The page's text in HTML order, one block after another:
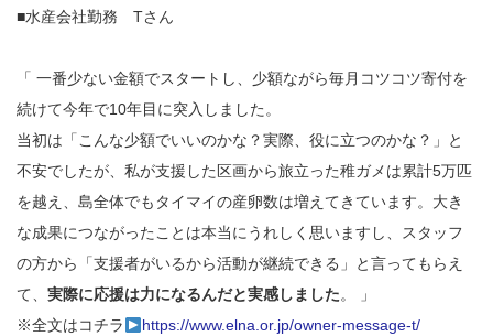
■水産会社勤務 Tさん
「 一番少ない金額でスタートし、少額ながら毎月コツコツ寄付を
続けて今年で10年目に突入しました。
当初は「こんな少額でいいのかな？実際、役に立つのかな？」と
不安でしたが、私が支援した区画から旅立った稚ガメは累計5万匹
を越え、島全体でもタイマイの産卵数は増えてきています。大き
な成果につながったことは本当にうれしく思いますし、スタッフ
の方から「支援者がいるから活動が継続できる」と言ってもらえ
て、 実際に応援は力になるんだと実感しました。 」
※全文はコチラ
https://www.elna.or.jp/owner-message-t/